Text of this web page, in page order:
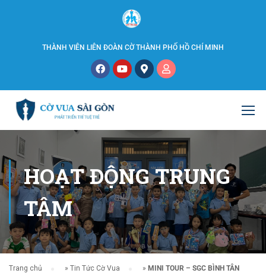
THÀNH VIÊN LIÊN ĐOÀN CỜ THÀNH PHỐ HỒ CHÍ MINH
HOẠT ĐỘNG TRUNG
TÂM
Trang chủ » Tin Tức Cờ Vua » MINI TOUR – SGC BÌNH TÂN